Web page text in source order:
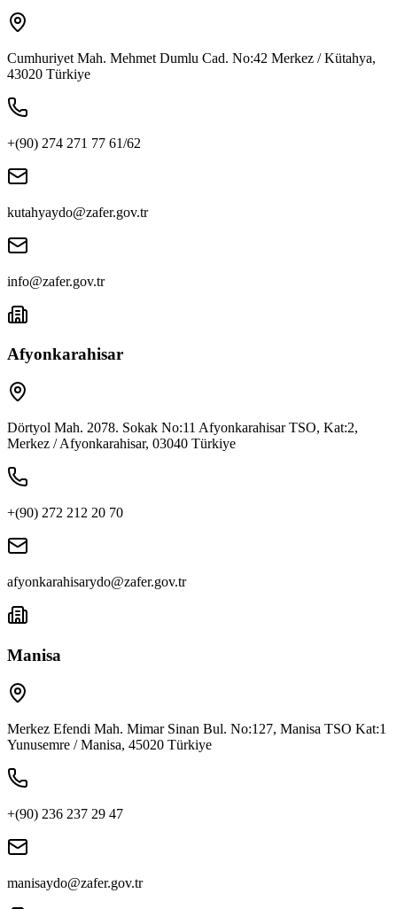
Cumhuriyet Mah. Mehmet Dumlu Cad. No:42 Merkez / Kütahya,
43020 Türkiye
+(90) 274 271 77 61/62
kutahyaydo@zafer.gov.tr
info@zafer.gov.tr
Afyonkarahisar
Dörtyol Mah. 2078. Sokak No:11 Afyonkarahisar TSO, Kat:2,
Merkez / Afyonkarahisar, 03040 Türkiye
+(90) 272 212 20 70
afyonkarahisarydo@zafer.gov.tr
Manisa
Merkez Efendi Mah. Mimar Sinan Bul. No:127, Manisa TSO Kat:1
Yunusemre / Manisa, 45020 Türkiye
+(90) 236 237 29 47
manisaydo@zafer.gov.tr